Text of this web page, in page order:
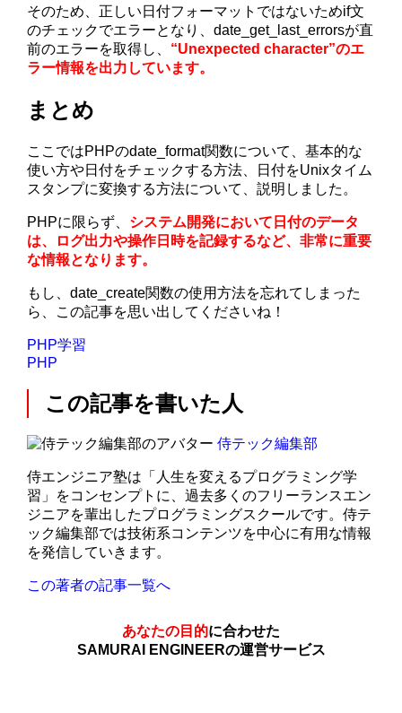
そのため、正しい日付フォーマットではないためif文
のチェックでエラーとなり、date_get_last_errorsが直
前のエラーを取得し、 “Unexpected character”のエ
ラー情報を出力しています。
まとめ
ここではPHPのdate_format関数について、基本的な
使い方や日付をチェックする方法、日付をUnixタイム
スタンプに変換する方法について、説明しました。
PHPに限らず、 システム開発において日付のデータ
は、ログ出力や操作日時を記録するなど、非常に重要
な情報となります。
もし、date_create関数の使用方法を忘れてしまった
ら、この記事を思い出してくださいね！
PHP学習
PHP
この記事を書いた人
侍テック編集部
侍エンジニア塾は「人生を変えるプログラミング学
習」をコンセンプトに、過去多くのフリーランスエン
ジニアを輩出したプログラミングスクールです。侍テ
ック編集部では技術系コンテンツを中心に有用な情報
を発信していきます。
この著者の記事一覧へ
あなたの目的に合わせた
SAMURAI ENGINEERの運営サービス